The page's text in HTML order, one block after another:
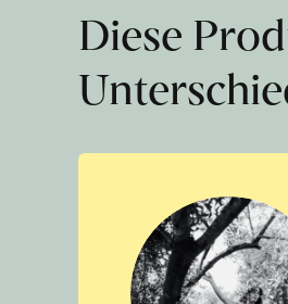
Diese